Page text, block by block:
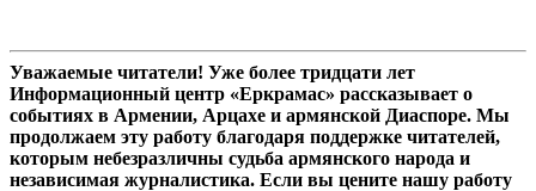
Уважаемые читатели! Уже более тридцати лет
Информационный центр «Еркрамас» рассказывает о
событиях в Армении, Арцахе и армянской Диаспоре. Мы
продолжаем эту работу благодаря поддержке читателей,
которым небезразличны судьба армянского народа и
независимая журналистика. Если вы цените нашу работу